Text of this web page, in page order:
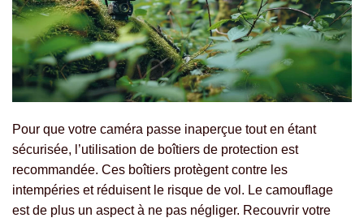
Pour que votre caméra passe inaperçue tout en étant
sécurisée, l’utilisation de boîtiers de protection est
recommandée. Ces boîtiers protègent contre les
intempéries et réduisent le risque de vol. Le camouflage
est de plus un aspect à ne pas négliger. Recouvrir votre